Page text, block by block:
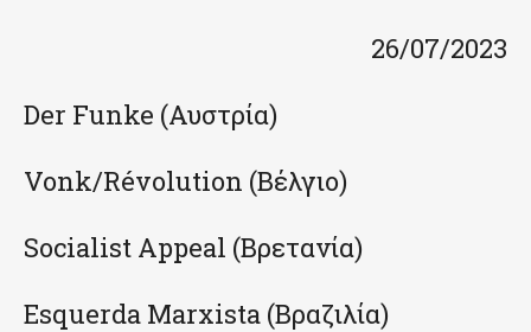
26/07/2023
Der Funke (Αυστρία)
Vonk/Révolution (Βέλγιο)
Socialist Appeal (Βρετανία)
Esquerda Marxista (Βραζιλία)